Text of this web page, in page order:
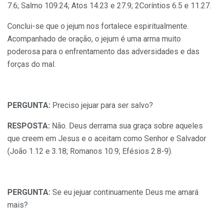
7.6; Salmo 109.24; Atos 14.23 e 27.9; 2Coríntios 6.5 e 11.27.
Conclui-se que o jejum nos fortalece espiritualmente.
Acompanhado de oração, o jejum é uma arma muito
poderosa para o enfrentamento das adversidades e das
forças do mal.
PERGUNTA: Preciso jejuar para ser salvo?
RESPOSTA: Não. Deus derrama sua graça sobre aqueles
que creem em Jesus e o aceitam como Senhor e Salvador
(João 1.12 e 3.18; Romanos 10.9; Efésios 2.8-9).
PERGUNTA: Se eu jejuar continuamente Deus me amará
mais?